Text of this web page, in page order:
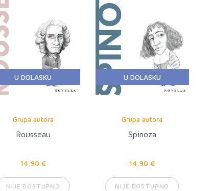
U DOLASKU
Grupa autora
Rousseau
14,90 €
NIJE DOSTUPNO
U DOLASKU
Grupa autora
Spinoza
14,90 €
NIJE DOSTUPNO